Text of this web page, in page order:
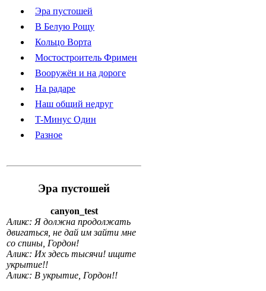
Эра пустошей
В Белую Рощу
Кольцо Ворта
Мостостроитель Фримен
Вооружён и на дороге
На радаре
Наш общий недруг
T-Минус Один
Разное
Эра пустошей
canyon_test
Аликс: Я должна продолжать
двигаться, не дай им зайти мне
со спины, Гордон!
Аликс: Их здесь тысячи! ищите
укрытие!!
Аликс: В укрытие, Гордон!!